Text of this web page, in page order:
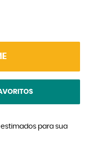
para sua